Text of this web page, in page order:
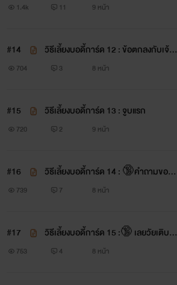
1.4k 11 9 หน้า
#14
วิธีเลี้ยงบอดี้การ์ด 12 : ข้อตกลงกับเจ้า
นาย
704 3 8 หน้า
#15 วิธีเลี้ยงบอดี้การ์ด 13 : จูบแรก
720 2 9 หน้า
#16
วิธีเลี้ยงบอดี้การ์ด 14 : 🔞คำถามของเ
จ้านาย
739 7 8 หน้า
#17
วิธีเลี้ยงบอดี้การ์ด 15 :🔞 เลยวัยเติบโต
มานาน
753 4 8 หน้า